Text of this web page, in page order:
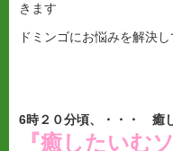
きます
ドミンゴにお悩みを解決
6時２０分頃、・・・ 癒
『癒したいむ